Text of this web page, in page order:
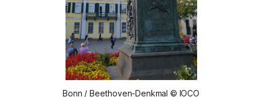
Bonn / Beethoven-Denkmal © IOCO